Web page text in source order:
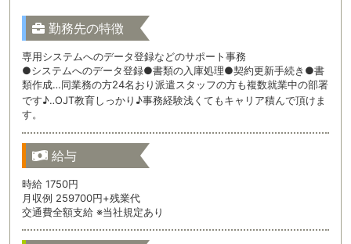
勤務先の特徴
専用システムへのデータ登録などのサポート事務
●システムへのデータ登録●書類の入庫処理●契約更新手続き●書
類作成…同業務の方24名おり派遣スタッフの方も複数就業中の部署
です♪‥OJT教育しっかり♪事務経験浅くてもキャリア積んで頂けま
す。
給与
時給 1750円
月収例 259700円+残業代
交通費全額支給 ※当社規定あり